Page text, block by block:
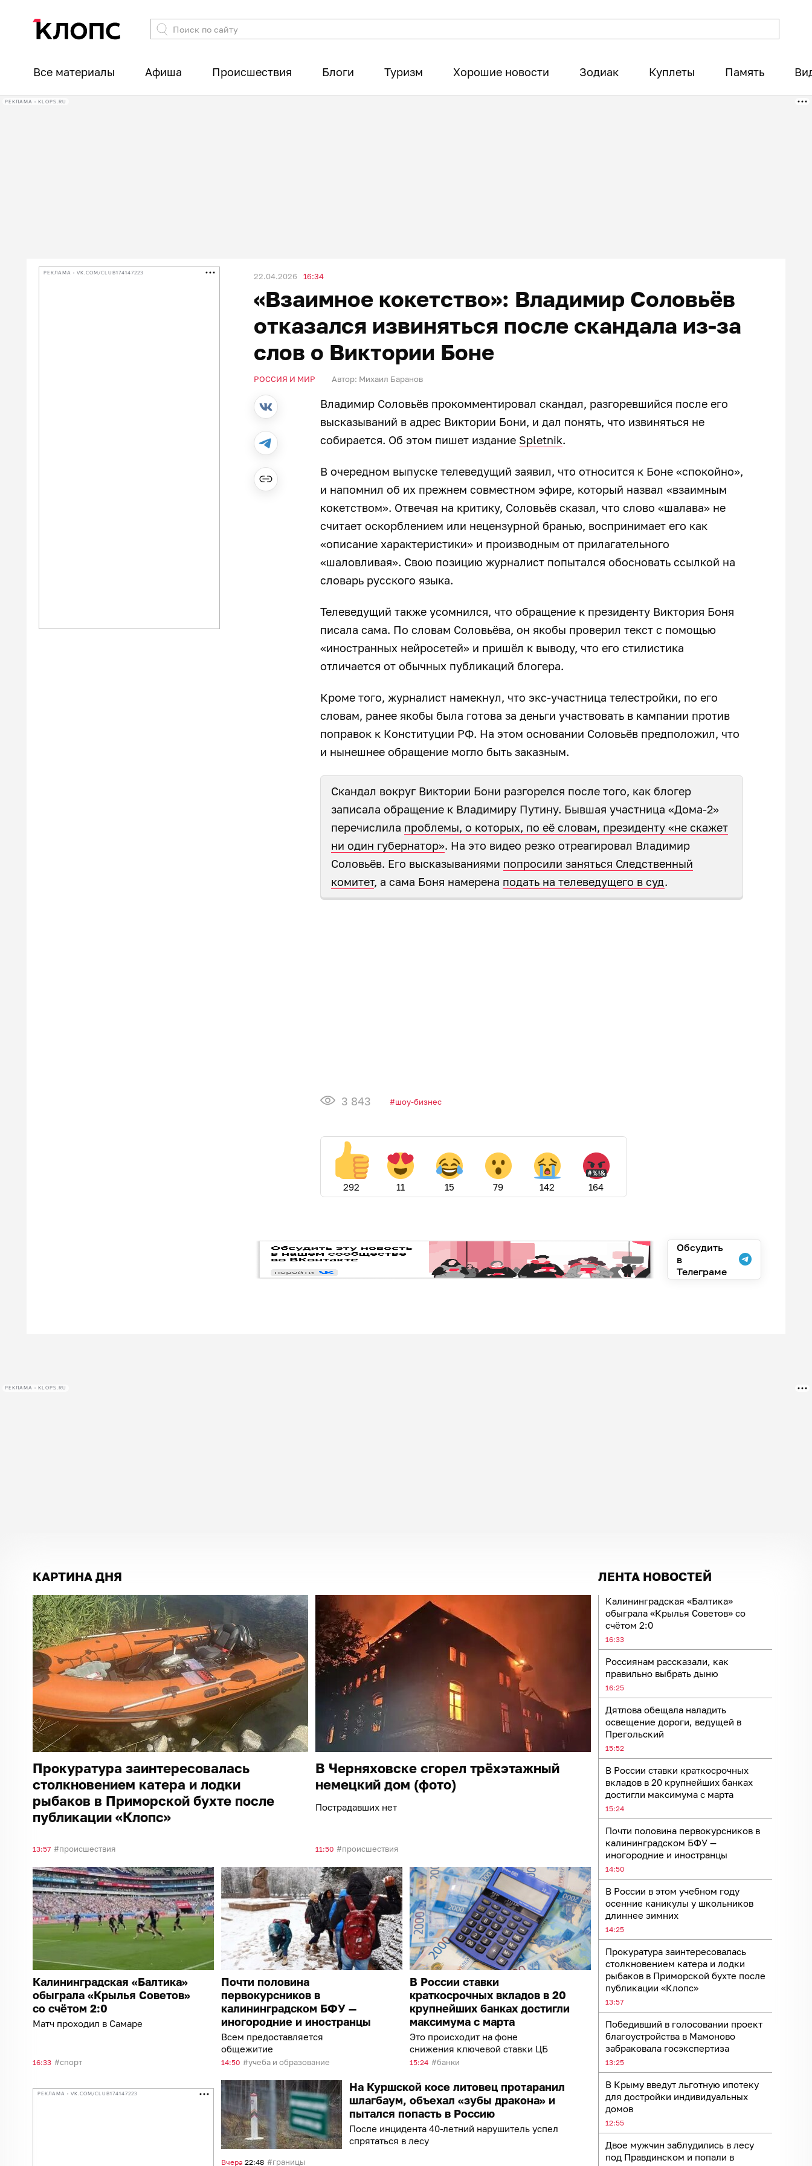
Все материалы Афиша Происшествия Блоги Туризм Хорошие новости Зодиак Куплеты Память
РЕКЛАМА • KLOPS.RU
РЕКЛАМА • VK.COM/CLUB174147223 22.04.2026 16:34
«Взаимное кокетство»: Владимир Соловьёв
отказался извиняться после скандала из-за
слов о Виктории Боне
РОССИЯ И МИР Автор: Михаил Баранов
Владимир Соловьёв прокомментировал скандал, разгоревшийся после его
высказываний в адрес Виктории Бони, и дал понять, что извиняться не
собирается. Об этом пишет издание Spletnik.
В очередном выпуске телеведущий заявил, что относится к Боне «спокойно»,
и напомнил об их прежнем совместном эфире, который назвал «взаимным
кокетством». Отвечая на критику, Соловьёв сказал, что слово «шалава» не
считает оскорблением или нецензурной бранью, воспринимает его как
«описание характеристики» и производным от прилагательного
«шаловливая». Свою позицию журналист попытался обосновать ссылкой на
словарь русского языка.
Телеведущий также усомнился, что обращение к президенту Виктория Боня
писала сама. По словам Соловьёва, он якобы проверил текст с помощью
«иностранных нейросетей» и пришёл к выводу, что его стилистика
отличается от обычных публикаций блогера.
Кроме того, журналист намекнул, что экс-участница телестройки, по его
словам, ранее якобы была готова за деньги участвовать в кампании против
поправок к Конституции РФ. На этом основании Соловьёв предположил, что
и нынешнее обращение могло быть заказным.
Скандал вокруг Виктории Бони разгорелся после того, как блогер
записала обращение к Владимиру Путину. Бывшая участница «Дома-2»
перечислила проблемы, о которых, по её словам, президенту «не скажет
ни один губернатор». На это видео резко отреагировал Владимир
Соловьёв. Его высказываниями попросили заняться Следственный
комитет, а сама Боня намерена подать на телеведущего в суд.
3 843 шоу-бизнес
292 11 15 79 142 164
Обсудить
в
Телеграме
РЕКЛАМА • KLOPS.RU
ЛЕНТА НОВОСТЕЙ
Калининградская «Балтика»
обыграла «Крылья Советов» со
счётом 2:0
16:33
Россиянам рассказали, как
правильно выбрать дыню
16:25
Дятлова обещала наладить
освещение дороги, ведущей в
Прегольский
15:52
В России ставки краткосрочных
вкладов в 20 крупнейших банках
достигли максимума с марта
15:24
Почти половина первокурсников в
калининградском БФУ —
иногородние и иностранцы
14:50
В России в этом учебном году
осенние каникулы у школьников
длиннее зимних
14:25
Прокуратура заинтересовалась
столкновением катера и лодки
рыбаков в Приморской бухте после
публикации «Клопс»
13:57
Победивший в голосовании проект
благоустройства в Мамоново
забраковала госэкспертиза
13:25
В Крыму введут льготную ипотеку
для достройки индивидуальных
домов
12:55
Двое мужчин заблудились в лесу
под Правдинском и попали в
КАРТИНА ДНЯ
Прокуратура заинтересовалась
столкновением катера и лодки
рыбаков в Приморской бухте после
публикации «Клопс»
13:57 происшествия
В Черняховске сгорел трёхэтажный
немецкий дом (фото)
Пострадавших нет
11:50 происшествия
Калининградская «Балтика»
обыграла «Крылья Советов»
со счётом 2:0
Матч проходил в Самаре
16:33 спорт
Почти половина
первокурсников в
калининградском БФУ —
иногородние и иностранцы
Всем предоставляется
общежитие
14:50 учеба и образование
В России ставки
краткосрочных вкладов в 20
крупнейших банках достигли
максимума с марта
Это происходит на фоне
снижения ключевой ставки ЦБ
15:24 банки
РЕКЛАМА • VK.COM/CLUB174147223
На Куршской косе литовец протаранил
шлагбаум, объехал «зубы дракона» и
пытался попасть в Россию
После инцидента 40-летний нарушитель успел
спрятаться в лесу
Вчера 22:48 границы